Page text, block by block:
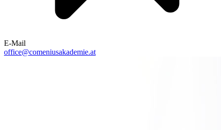
E-Mail
office@comeniusakademie.at